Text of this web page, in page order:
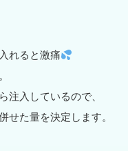
れると激痛
注入しているので、
せた量を決定します。